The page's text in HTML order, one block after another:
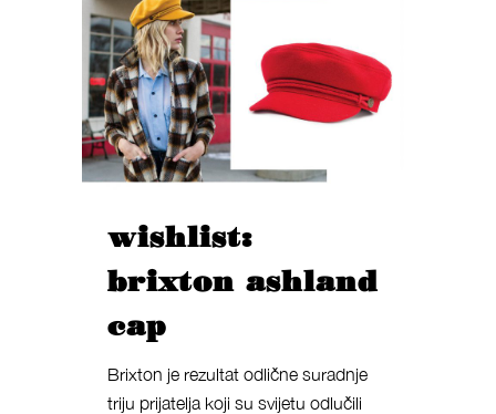
wishlist:
brixton ashland
cap
Brixton je rezultat odlične suradnje
triju prijatelja koji su svijetu odlučili